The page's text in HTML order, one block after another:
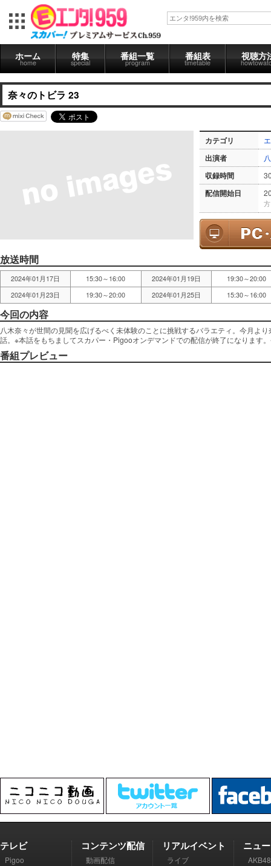
ホーム
home
特集
special
番組一覧
program
番組表
timetable
視聴方
奈々のトビラ 23
カテゴリ
出演者
収録時間
配信開始日
方
放送時間
2024年01月17日 15:30～16:00 2024年01月19日
19:30～20:00
2024年01月23日
19:30～20:00 2024年01月25日 15:30～16:00
今回の内容
八木奈々が世間の見聞を広げるべく未体験のことに挑戦するバラエティ。今月よ
話。※本話をもちましてスカパー・Pigooオンデマンドでの配信が終了になります
番組プレビュー
テレビ
Pigoo
コンテンツ配信
動画配信
リアルイベント
ライブ
ニュ
AKB48